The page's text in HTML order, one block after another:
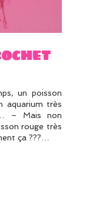
un poisson
aquarium très
– Mais non
rouge très
ça ???…